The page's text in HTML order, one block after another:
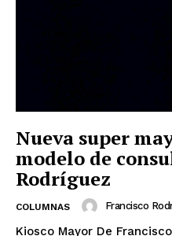
Nueva super
modelo de
Rodríguez
COLUMNAS Francisco
Kiosco Mayor De Francisco Rodríguez Lunes 6 de